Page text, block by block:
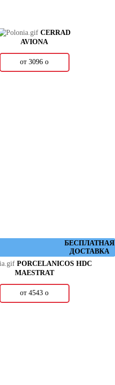
CERRAD
AVIONA
от 3096о
БЕСПЛАТНАЯ
ДОСТАВКА
PORCELANICOS HDC
MAESTRAT
от 4543о